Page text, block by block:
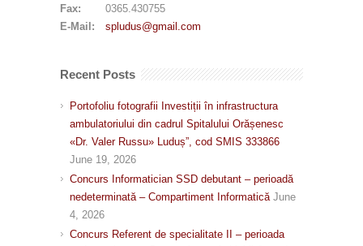
Fax:
0365.430755
E-Mail:
spludus@gmail.com
Recent Posts
Portofoliu fotografii Investiții în infrastructura
ambulatoriului din cadrul Spitalului Orășenesc
«Dr. Valer Russu» Luduș”, cod SMIS 333866
June 19, 2026
Concurs Informatician SSD debutant – perioadă
nedeterminată – Compartiment Informatică June
4, 2026
Concurs Referent de specialitate II – perioada